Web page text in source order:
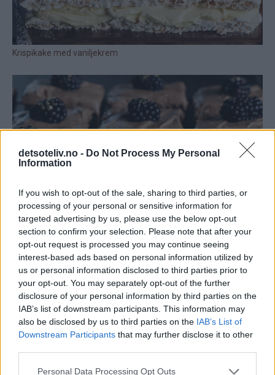
detsoteliv.no - Do Not Process My Personal
Information
If you wish to opt-out of the sale, sharing to third parties, or
processing of your personal or sensitive information for
targeted advertising by us, please use the below opt-out
section to confirm your selection. Please note that after your
opt-out request is processed you may continue seeing
interest-based ads based on personal information utilized by
us or personal information disclosed to third parties prior to
your opt-out. You may separately opt-out of the further
disclosure of your personal information by third parties on the
IAB’s list of downstream participants. This information may
also be disclosed by us to third parties on the IAB’s List of
Downstream Participants that may further disclose it to other
Personal Data Processing Opt Outs